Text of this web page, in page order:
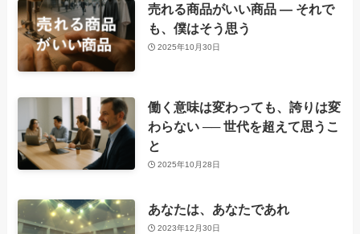
売れる商品がいい商品 ― それで
も、僕はそう思う
2025年10月30日
働く意味は変わっても、誇りは変
わらない ── 世代を超えて思うこ
と
2025年10月28日
あなたは、あなたであれ
2023年12月30日